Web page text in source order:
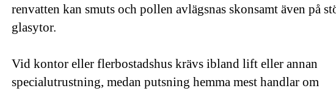
renvatten kan smuts och pollen avlägsnas skonsamt även på
glasytor.
Vid kontor eller flerbostadshus krävs ibland lift eller annan
specialutrustning, medan putsning hemma mest handlar om